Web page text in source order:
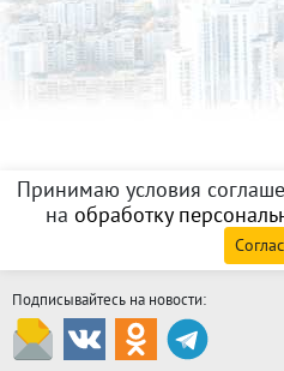
Принимаю условия
на обработку
Подписывайтесь на новости: